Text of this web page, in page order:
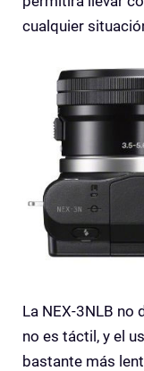
cualquier
La NEX-3NLB no
no es táctil, y el
bastante más